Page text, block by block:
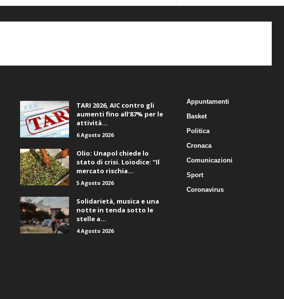
TARI 2026, AIC contro gli
aumenti fino all’87% per le
attività...
6 Agosto 2026
Olio: Unapol chiede lo
stato di crisi. Loiodice: “Il
mercato rischia...
5 Agosto 2026
Solidarietà, musica e una
notte in tenda sotto le
stelle a...
4 Agosto 2026
Appuntamenti
Basket
Politica
Cronaca
Comunicazioni
Sport
Coronavirus